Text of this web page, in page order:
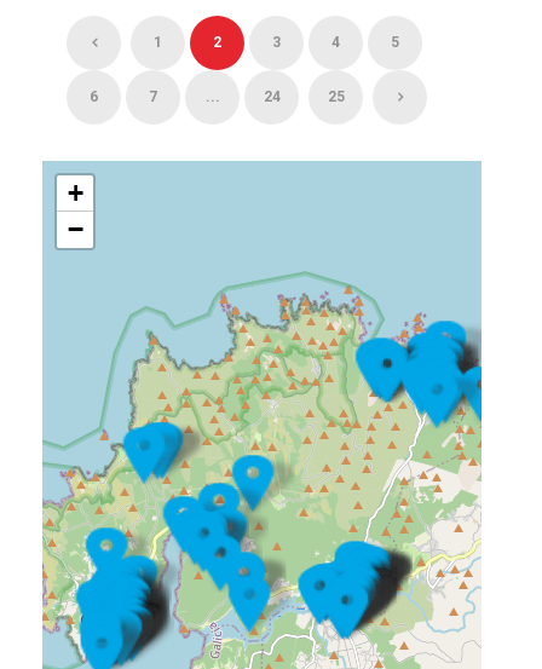
1 2 3 4 5
6 7 ... 24 25
+
−